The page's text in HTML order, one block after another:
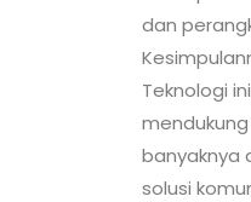
dan
Teknologi
banyaknya
solusi